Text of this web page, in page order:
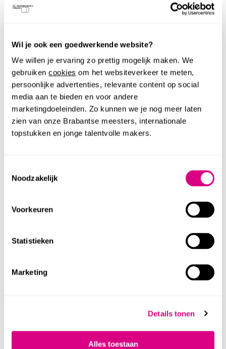
Wil je ook een goedwerkende website?
We willen je ervaring zo prettig mogelijk maken. We
gebruiken cookies om het websiteverkeer te meten,
persoonlijke advertenties, relevante content op social
media aan te bieden en voor andere
marketingdoeleinden. Zo kunnen we je nog meer laten
zien van onze Brabantse meesters, internationale
topstukken en jonge talentvolle makers.
Noodzakelijk
Voorkeuren
Statistieken
Marketing
Details tonen
Alles toestaan
Data
Iedere eerste donderdag van de
maand
Prijs
€ 5 voor Twee Keer Kijken (na
afloop kan je nog gratis het
museum in)
museum open voor regulier bezoek. Ook als je niet
meedoet aan het programma, ben je dus van harte
dereguliere ticketshop